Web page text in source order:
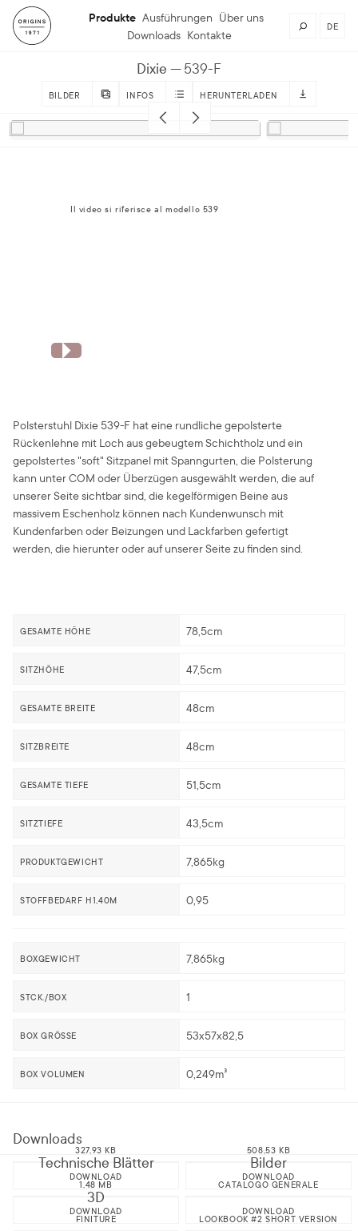
Produkte Ausführungen Über uns
Downloads Kontakte
DE
Dixie 539-F
BILDER INFOS HERUNTERLADEN
Il video si riferisce al modello 539
Polsterstuhl Dixie 539-F hat eine rundliche gepolsterte
Rückenlehne mit Loch aus gebeugtem Schichtholz und ein
gepolstertes "soft" Sitzpanel mit Spanngurten, die Polsterung
kann unter COM oder Überzügen ausgewählt werden, die auf
unserer Seite sichtbar sind, die kegelförmigen Beine aus
massivem Eschenholz können nach Kundenwunsch mit
Kundenfarben oder Beizungen und Lackfarben gefertigt
werden, die hierunter oder auf unserer Seite zu finden sind.
GESAMTE HÖHE 78,5cm
SITZHÖHE 47,5cm
GESAMTE BREITE 48cm
SITZBREITE 48cm
GESAMTE TIEFE 51,5cm
SITZTIEFE 43,5cm
PRODUKTGEWICHT 7,865kg
STOFFBEDARF H1,40M 0,95
BOXGEWICHT 7,865kg
STCK./BOX 1
BOX GRÖSSE 53x57x82,5
BOX VOLUMEN 0,249m³
Downloads
Technische Blätter
327,93 KB
DOWNLOAD
Bilder
508,53 KB
DOWNLOAD
3D
1,48 MB
DOWNLOAD
CATALOGO GENERALE
DOWNLOAD
FINITURE
LOOKBOOK #2 SHORT VERSION